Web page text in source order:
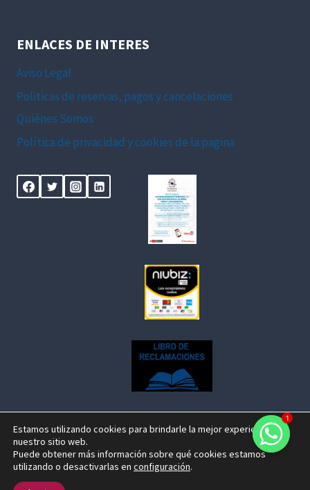
ENLACES DE INTERES
Aviso Legal
Politicas de reservas, pagos y cancelaciones
Quiénes Somos
Política de privacidad y cookies de la pagina
© 2026 Centenario Travel Expeditions Designed by
fjose.com
Estamos utilizando cookies para brindarle la mejor experiencia en
nuestro sitio web.
Puede obtener más información sobre qué cookies estamos
utilizando o desactivarlas en configuración.
1